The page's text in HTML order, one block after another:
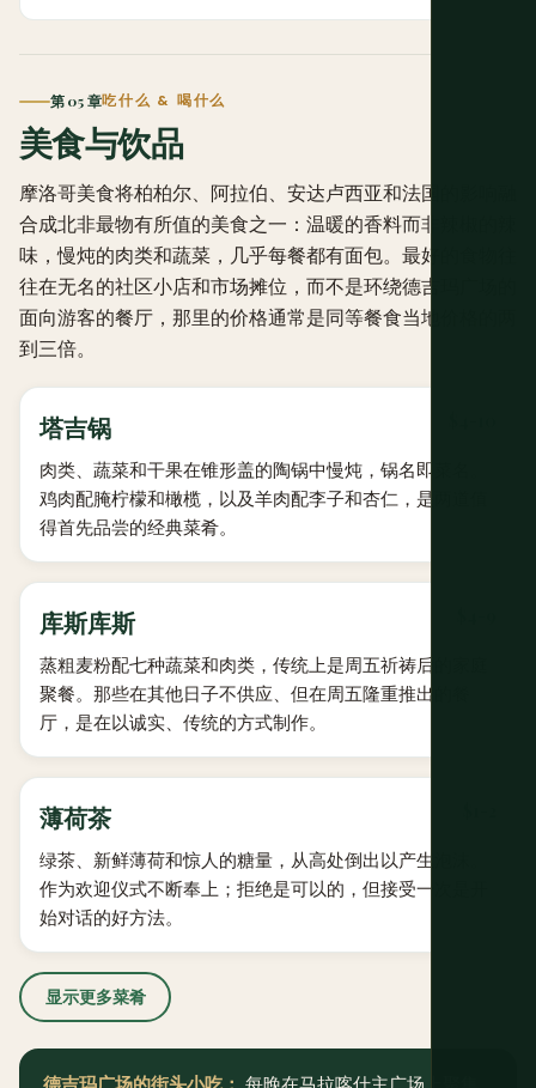
第 05 章吃什么 & 喝什么
美食与饮品
摩洛哥美食将柏柏尔、阿拉伯、安达卢西亚和法国的影响融
合成北非最物有所值的美食之一：温暖的香料而非辣椒的辣
味，慢炖的肉类和蔬菜，几乎每餐都有面包。最好的食物往
往在无名的社区小店和市场摊位，而不是环绕德吉玛广场的
面向游客的餐厅，那里的价格通常是同等餐食当地价格的两
到三倍。
塔吉锅
肉类、蔬菜和干果在锥形盖的陶锅中慢炖，锅名即菜名。
鸡肉配腌柠檬和橄榄，以及羊肉配李子和杏仁，是两道值
得首先品尝的经典菜肴。
库斯库斯
蒸粗麦粉配七种蔬菜和肉类，传统上是周五祈祷后的家庭
聚餐。那些在其他日子不供应、但在周五隆重推出的餐
厅，是在以诚实、传统的方式制作。
薄荷茶
绿茶、新鲜薄荷和惊人的糖量，从高处倒出以产生泡沫。
作为欢迎仪式不断奉上；拒绝是可以的，但接受一次是开
始对话的好方法。
显示更多菜肴